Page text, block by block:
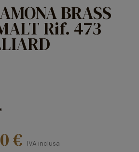
BRASS
Rif. 473
€ IVA inclusa